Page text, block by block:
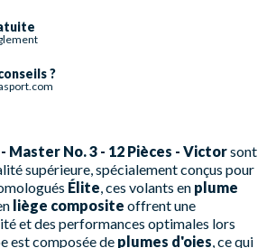
?
Master No. 3 - 12 Pièces - Victorsont
supérieure, spécialement conçus pour
Élite , ces volants en plume
liège composite offrent une
et des performances optimales lors
est composée de plumes d'oies , ce qui